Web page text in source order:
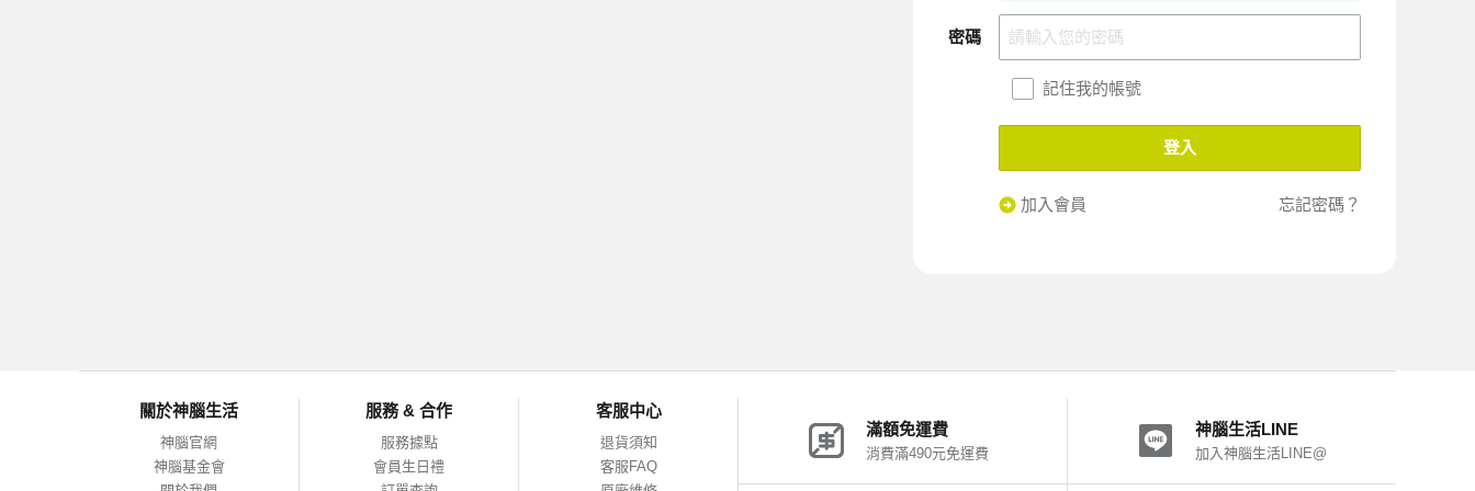
密碼
記住我的帳號
登入
加入會員 忘記密碼？
關於神腦生活
神腦官網
神腦基金會
服務 & 合作
服務據點
會員生日禮
客服中心
退貨須知
客服FAQ
滿額免運費
消費滿490元免運費
神腦生活LINE
加入神腦生活LINE@